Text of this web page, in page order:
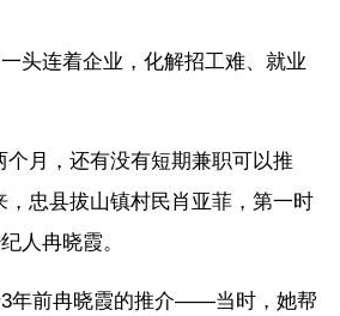
头连着企业，化解招工难、就业
个月，还有没有短期兼职可以推
，忠县拔山镇村民肖亚菲，第一时
人冉晓霞。
年前冉晓霞的推介——当时，她帮